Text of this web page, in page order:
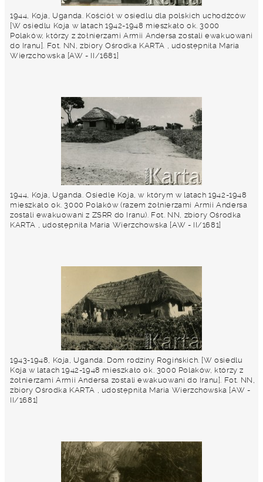
1944, Koja, Uganda. Kościół w osiedlu dla polskich uchodźców
[W osiedlu Koja w latach 1942-1948 mieszkało ok. 3000
Polaków, którzy z żołnierzami Armii Andersa zostali ewakuowani
do Iranu]. Fot. NN, zbiory Ośrodka KARTA , udostępniła Maria
Wierzchowska [AW - II/1681]
1944, Koja, Uganda. Osiedle Koja, w którym w latach 1942-1948
mieszkało ok. 3000 Polaków (razem żołnierzami Armii Andersa
zostali ewakuowani z ZSRR do Iranu). Fot. NN, zbiory Ośrodka
KARTA , udostępniła Maria Wierzchowska [AW - II/1681]
1943-1948, Koja, Uganda. Dom rodziny Rogińskich. [W osiedlu
Koja w latach 1942-1948 mieszkało ok. 3000 Polaków, którzy z
żołnierzami Armii Andersa zostali ewakuowani do Iranu]. Fot. NN,
zbiory Ośrodka KARTA , udostępniła Maria Wierzchowska [AW -
II/1681]